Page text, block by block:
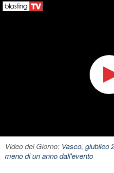
Video del Giorno: Vasco, giubileo
meno di un anno dall'evento